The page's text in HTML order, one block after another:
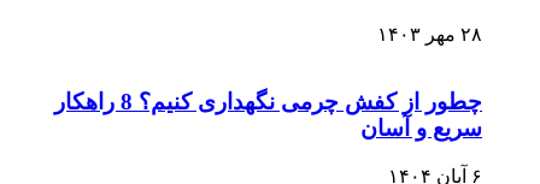
۲۸ مهر ۱۴۰۳
چطور از کفش چرمی نگهداری کنیم؟ 8 راهکار
سریع و آسان
۶ آبان ۱۴۰۴